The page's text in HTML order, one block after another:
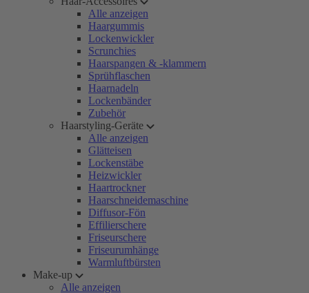
Alle anzeigen
Haargummis
Lockenwickler
Scrunchies
Haarspangen & -klammern
Sprühflaschen
Haarnadeln
Lockenbänder
Zubehör
Haarstyling-Geräte
Alle anzeigen
Glätteisen
Lockenstäbe
Heizwickler
Haartrockner
Haarschneidemaschine
Diffusor-Fön
Effilierschere
Friseurschere
Friseurumhänge
Warmluftbürsten
Make-up
Alle anzeigen